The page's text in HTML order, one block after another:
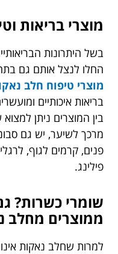
מוצרי בריאות
בשל היתרונות
החלו לנצל אותם גם
מוצרי טיפוח חלב
בריאות איכותיים
בין המוצרים ניתן
מרכך לשיער, יש גם
פנים, קרמים לגוף,
פילינג.
שומרי כשרות?
ממוצרים מחלב
למרות שחלב נאקות